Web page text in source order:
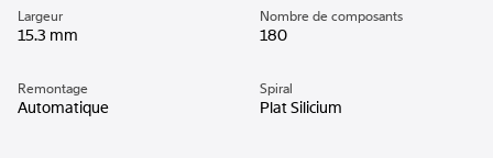
Largeur
15.3 mm
Nombre de composants
180
Remontage
Automatique
Spiral
Plat Silicium